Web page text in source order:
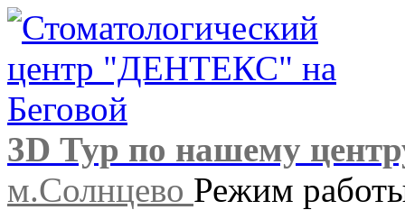
3D Тур по нашему
м.Солнцево Режим